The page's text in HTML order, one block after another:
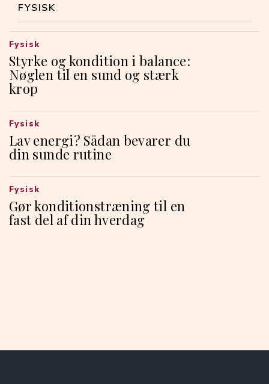
FYSISK
Styrke og kondition i balance:
Nøglen til en sund og stærk
krop
Fysisk
Lav energi? Sådan bevarer du
din sunde rutine
Fysisk
Gør konditionstræning til en
fast del af din hverdag
Fysisk